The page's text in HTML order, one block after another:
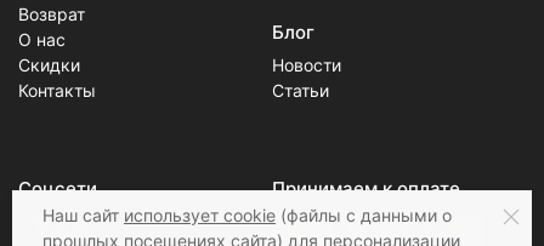
Возврат
О нас
Скидки
Контакты
Блог
Новости
Статьи
Соцсети Принимаем к оплате
Наш сайт использует cookie (файлы с данными о
прошлых посещениях сайта) для персонализации